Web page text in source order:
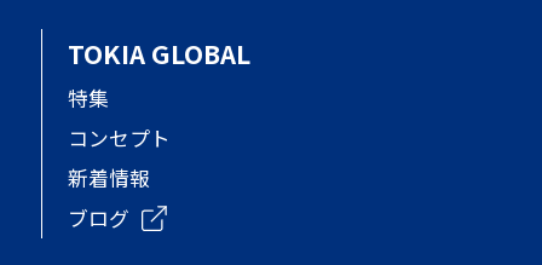
TOKIA GLOBAL
特集
コンセプト
新着情報
ブログ